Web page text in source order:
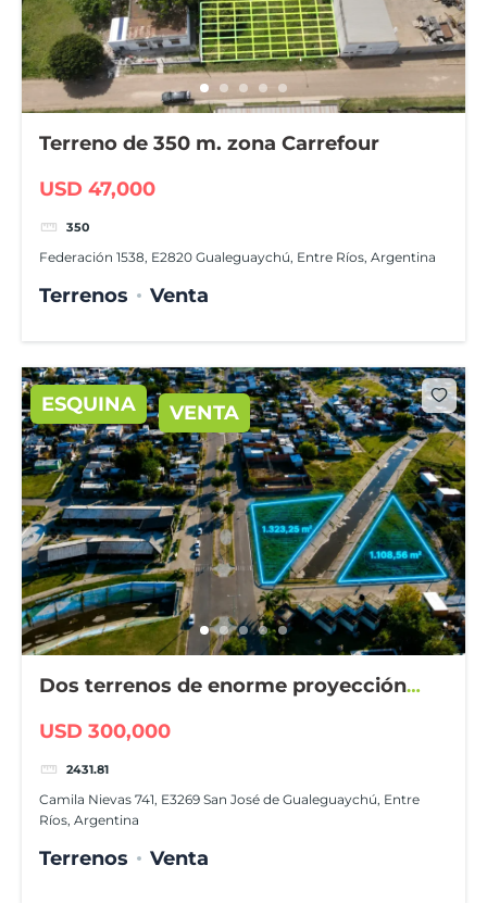
Terreno de 350 m. zona Carrefour
USD 47,000
350
Federación 1538, E2820 Gualeguaychú, Entre Ríos, Argentina
Terrenos Venta
ESQUINA VENTA
Dos terrenos de enorme proyección
USD 300,000
2431.81
Camila Nievas 741, E3269 San José de Gualeguaychú, Entre
Ríos, Argentina
Terrenos Venta